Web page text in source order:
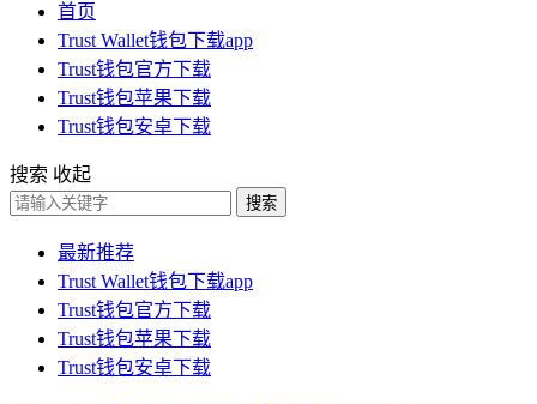
首页
Trust Wallet钱包下载app
Trust钱包官方下载
Trust钱包苹果下载
Trust钱包安卓下载
搜索 收起
搜索
最新推荐
Trust Wallet钱包下载app
Trust钱包官方下载
Trust钱包苹果下载
Trust钱包安卓下载